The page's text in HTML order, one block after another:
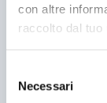
con altre
raccolto dal tuo
delNecessari
DEBUTTA LA
13/06/2013